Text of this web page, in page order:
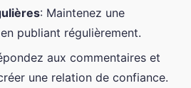
: Maintenez une
publiant régulièrement.
aux commentaires et
une relation de confiance.